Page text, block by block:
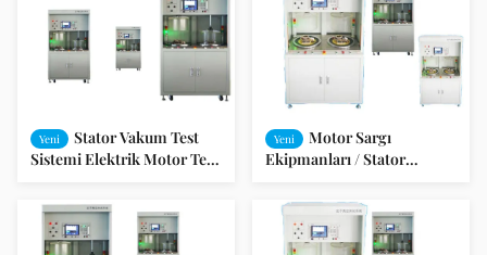
Yeni
Stator Vakum Test
Sistemi Elektrik Motor Test
denetim
Yeni
Motor Sargı
Ekipmanları / Stator